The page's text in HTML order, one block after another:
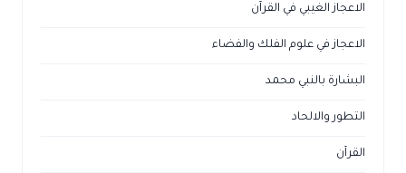
الاعجاز الغيبي في القرآن
الاعجاز في علوم الفلك والفضاء
البشارة بالنبي محمد
التطور والالحاد
القرآن